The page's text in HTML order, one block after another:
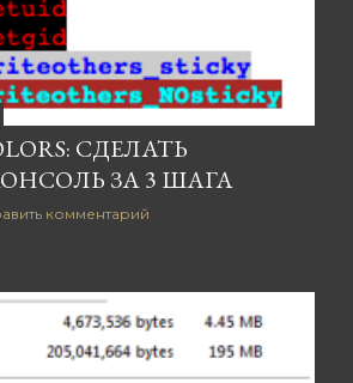
СДЕЛАТЬ
ЗА 3 ШАГА
комментарий